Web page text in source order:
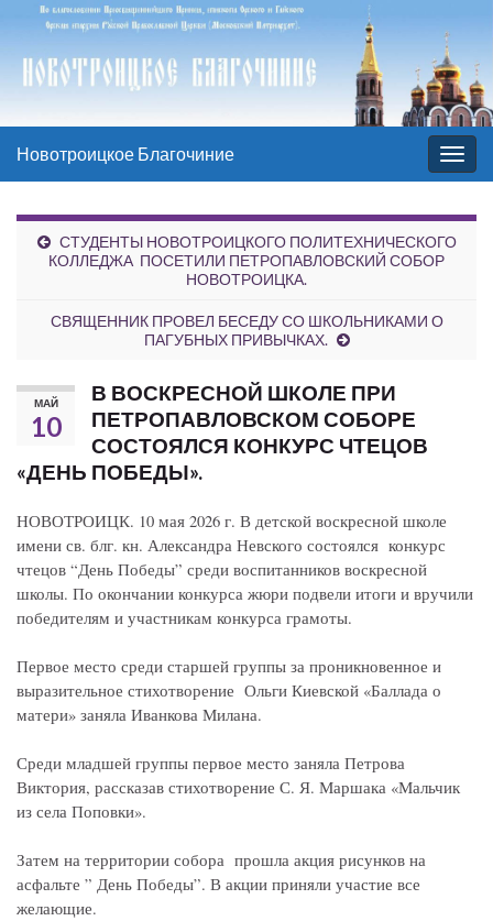
Вкл/
выкл
Новотроицкое Благочиние
СТУДЕНТЫ НОВОТРОИЦКОГО ПОЛИТЕХНИЧЕСКОГО
КОЛЛЕДЖА ПОСЕТИЛИ ПЕТРОПАВЛОВСКИЙ СОБОР
НОВОТРОИЦКА.
СВЯЩЕННИК ПРОВЕЛ БЕСЕДУ СО ШКОЛЬНИКАМИ О
ПАГУБНЫХ ПРИВЫЧКАХ.
МАЙ
10
В ВОСКРЕСНОЙ ШКОЛЕ ПРИ
ПЕТРОПАВЛОВСКОМ СОБОРЕ
СОСТОЯЛСЯ КОНКУРС ЧТЕЦОВ
«ДЕНЬ ПОБЕДЫ».
НОВОТРОИЦК. 10 мая 2026 г. В детской воскресной школе
имени св. блг. кн. Александра Невского состоялся конкурс
чтецов “День Победы” среди воспитанников воскресной
школы. По окончании конкурса жюри подвели итоги и вручили
победителям и участникам конкурса грамоты.
Первое место среди старшей группы за проникновенное и
выразительное стихотворение Ольги Киевской «Баллада о
матери» заняла Иванкова Милана.
Среди младшей группы первое место заняла Петрова
Виктория, рассказав стихотворение С. Я. Маршака «Мальчик
из села Поповки».
Затем на территории собора прошла акция рисунков на
асфальте ” День Победы”. В акции приняли участие все
желающие.